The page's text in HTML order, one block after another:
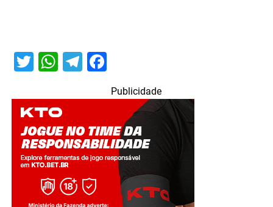
TwitterWhatsApp
Telegram
Publicidade